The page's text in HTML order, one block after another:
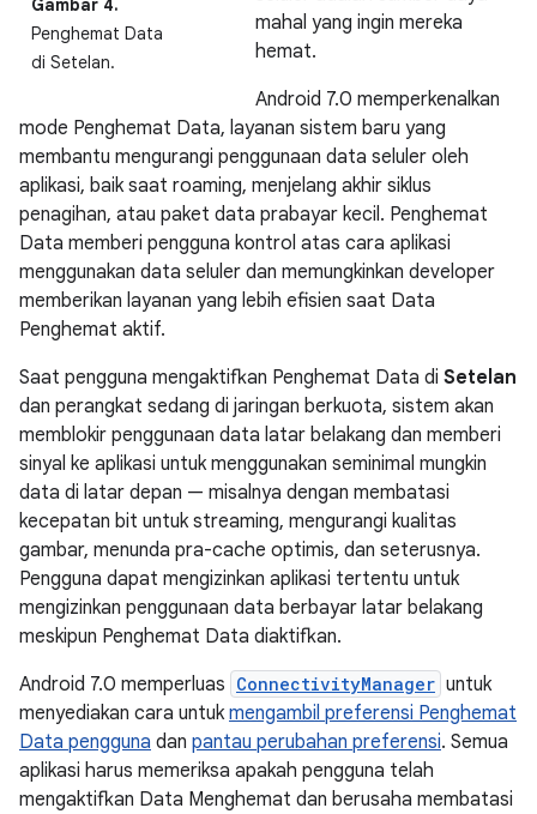
Penghemat Data
di Setelan.
mahal yang ingin mereka
hemat.
Android 7.0 memperkenalkan
mode Penghemat Data, layanan sistem baru yang
membantu mengurangi penggunaan data seluler oleh
aplikasi, baik saat roaming, menjelang akhir siklus
penagihan, atau paket data prabayar kecil. Penghemat
Data memberi pengguna kontrol atas cara aplikasi
menggunakan data seluler dan memungkinkan developer
memberikan layanan yang lebih efisien saat Data
Penghemat aktif.
Saat pengguna mengaktifkan Penghemat Data di Setelan
dan perangkat sedang di jaringan berkuota, sistem akan
memblokir penggunaan data latar belakang dan memberi
sinyal ke aplikasi untuk menggunakan seminimal mungkin
data di latar depan — misalnya dengan membatasi
kecepatan bit untuk streaming, mengurangi kualitas
gambar, menunda pra-cache optimis, dan seterusnya.
Pengguna dapat mengizinkan aplikasi tertentu untuk
mengizinkan penggunaan data berbayar latar belakang
meskipun Penghemat Data diaktifkan.
Android 7.0 memperluas ConnectivityManager untuk
menyediakan cara untuk mengambil preferensi Penghemat
Data pengguna dan pantau perubahan preferensi. Semua
aplikasi harus memeriksa apakah pengguna telah
mengaktifkan Data Menghemat dan berusaha membatasi